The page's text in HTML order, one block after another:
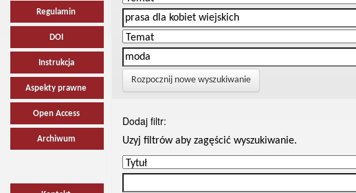
Regulamin
DOI
Instrukcja
Aspekty prawne
Open Access
Archiwum
Rozpocznij nowe wyszukiwanie
Dodaj filtr:
Uzyj filtrów aby zagęścić wyszukiwanie.